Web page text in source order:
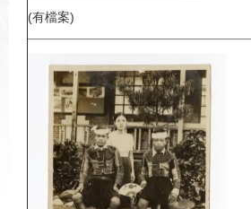
(有檔案)